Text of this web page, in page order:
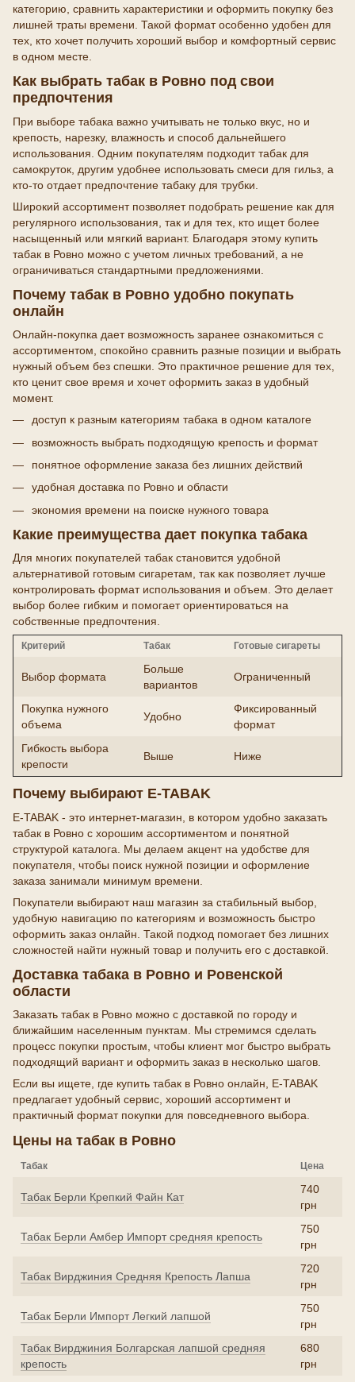
категорию, сравнить характеристики и оформить покупку без
лишней траты времени. Такой формат особенно удобен для
тех, кто хочет получить хороший выбор и комфортный сервис
в одном месте.
Как выбрать табак в Ровно под свои
предпочтения
При выборе табака важно учитывать не только вкус, но и
крепость, нарезку, влажность и способ дальнейшего
использования. Одним покупателям подходит табак для
самокруток, другим удобнее использовать смеси для гильз, а
кто-то отдает предпочтение табаку для трубки.
Широкий ассортимент позволяет подобрать решение как для
регулярного использования, так и для тех, кто ищет более
насыщенный или мягкий вариант. Благодаря этому купить
табак в Ровно можно с учетом личных требований, а не
ограничиваться стандартными предложениями.
Почему табак в Ровно удобно покупать
онлайн
Онлайн-покупка дает возможность заранее ознакомиться с
ассортиментом, спокойно сравнить разные позиции и выбрать
нужный объем без спешки. Это практичное решение для тех,
кто ценит свое время и хочет оформить заказ в удобный
момент.
доступ к разным категориям табака в одном каталоге
возможность выбрать подходящую крепость и формат
понятное оформление заказа без лишних действий
удобная доставка по Ровно и области
экономия времени на поиске нужного товара
Какие преимущества дает покупка табака
Для многих покупателей табак становится удобной
альтернативой готовым сигаретам, так как позволяет лучше
контролировать формат использования и объем. Это делает
выбор более гибким и помогает ориентироваться на
собственные предпочтения.
Критерий Табак Готовые сигареты
Выбор формата
Больше
вариантов
Ограниченный
Покупка нужного
объема
Удобно
Фиксированный
формат
Гибкость выбора
крепости
Выше Ниже
Почему выбирают E-TABAK
E-TABAK - это интернет-магазин, в котором удобно заказать
табак в Ровно с хорошим ассортиментом и понятной
структурой каталога. Мы делаем акцент на удобстве для
покупателя, чтобы поиск нужной позиции и оформление
заказа занимали минимум времени.
Покупатели выбирают наш магазин за стабильный выбор,
удобную навигацию по категориям и возможность быстро
оформить заказ онлайн. Такой подход помогает без лишних
сложностей найти нужный товар и получить его с доставкой.
Доставка табака в Ровно и Ровенской
области
Заказать табак в Ровно можно с доставкой по городу и
ближайшим населенным пунктам. Мы стремимся сделать
процесс покупки простым, чтобы клиент мог быстро выбрать
подходящий вариант и оформить заказ в несколько шагов.
Если вы ищете, где купить табак в Ровно онлайн, E-TABAK
предлагает удобный сервис, хороший ассортимент и
практичный формат покупки для повседневного выбора.
Цены на табак в Ровно
Табак Цена
Табак Берли Крепкий Файн Кат
740
грн
Табак Берли Амбер Импорт средняя крепость
750
грн
Табак Вирджиния Средняя Крепость Лапша
720
грн
Табак Берли Импорт Легкий лапшой
750
грн
Табак Вирджиния Болгарская лапшой средняя
крепость
680
грн